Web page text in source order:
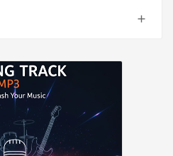
